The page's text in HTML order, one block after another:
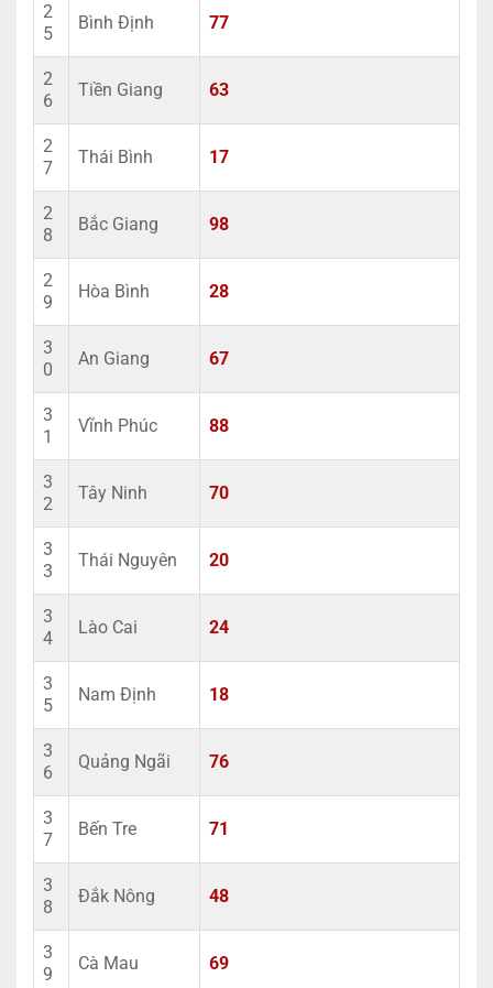
2
5
Bình Định 77
2
6
Tiền Giang 63
2
7
Thái Bình 17
2
8
Bắc Giang 98
2
9
Hòa Bình 28
3
0
An Giang 67
3
1
Vĩnh Phúc 88
3
2
Tây Ninh 70
3
3
Thái Nguyên 20
3
4
Lào Cai 24
3
5
Nam Định 18
3
6
Quảng Ngãi 76
3
7
Bến Tre 71
3
8
Đắk Nông 48
3
9
Cà Mau 69